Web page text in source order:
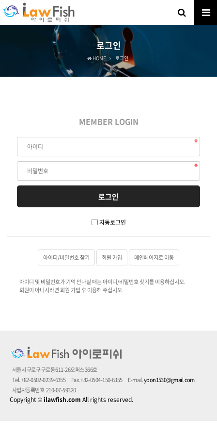
로그인
HOME 로그인
MEMBER LOGIN
자동로그인
아이디/비밀번호 찾기 회원 가입 메인페이지로 이동
아이디 및 비밀번호가 기억 안나실 때는 아이디/비밀번호 찾기를 이용하십시오.
회원이 아니시라면 회원 가입 후 이용해 주십시오.
서울시 구로구 구로동 611-26오퍼스 366호
Tel. +82-0502-0239-6355
Fax. +82-0504-150-6355 E-mail.yoon1530@gmail.com
사업자등록번호. 210-07-59320
Copyright©ilawfish.com All rights reserved.